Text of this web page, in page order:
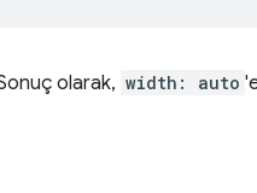
olarak, width: auto